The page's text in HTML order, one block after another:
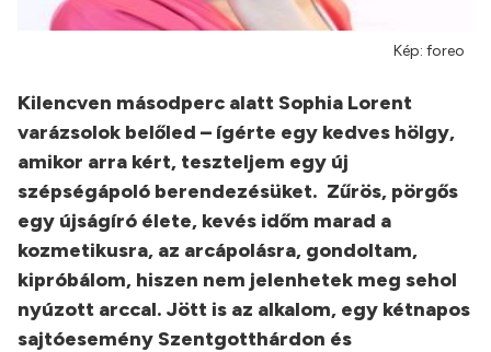
Kép: foreo
Kilencven másodperc alatt Sophia Lorent
varázsolok belőled – ígérte egy kedves hölgy,
amikor arra kért, teszteljem egy új
szépségápoló berendezésüket. Zűrös, pörgős
egy újságíró élete, kevés időm marad a
kozmetikusra, az arcápolásra, gondoltam,
kipróbálom, hiszen nem jelenhetek meg sehol
nyúzott arccal. Jött is az alkalom, egy kétnapos
sajtóesemény Szentgotthárdon és